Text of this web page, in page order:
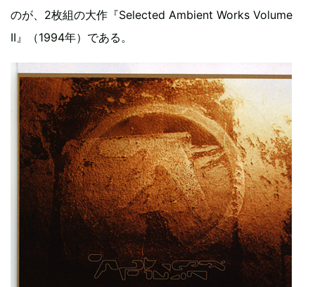
のが、2枚組の大作『Selected Ambient Works Volume
II』（1994年）である。